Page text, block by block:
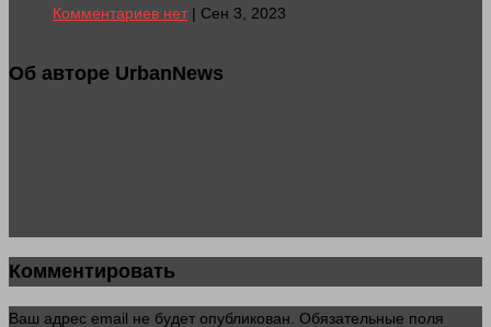
Комментариев нет| Сен 3, 2023
Об авторе UrbanNews
Комментировать
Ваш адрес email не будет опубликован. Обязательные поля